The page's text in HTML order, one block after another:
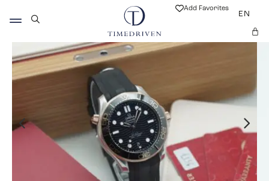
Add Favorites
EN